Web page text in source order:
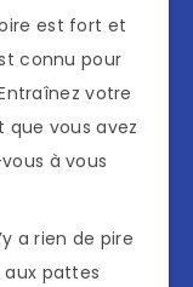
est fort et
connu pour
votre
vous avez
à vous
a rien de pire
aux pattes